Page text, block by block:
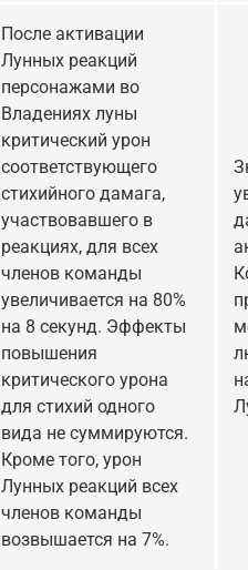
После активации
Лунных реакций
персонажами во
Владениях луны
критический урон
соответствующего
стихийного дамага,
участвовавшего в
реакциях, для всех
членов команды
увеличивается на 80%
на 8 секунд. Эффекты
повышения
критического урона
для стихий одного
вида не суммируются.
Кроме того, урон
Лунных реакций всех
членов команды
возвышается на 7%.